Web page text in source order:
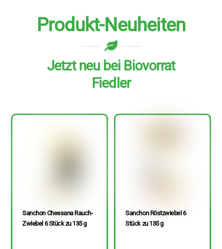
Produkt-Neuheiten
Jetzt neu bei Biovorrat
Fiedler
Sanchon Cheesana Rauch-
Zwiebel 6 Stück zu 135 g
Sanchon Röstzwiebel 6
Stück zu 135 g